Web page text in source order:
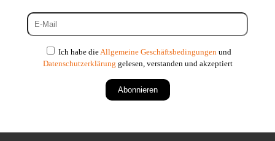
Ich habe dieAllgemeine Geschäftsbedingungenund
Datenschutzerklärung gelesen, verstanden und akzeptiert
Abonnieren